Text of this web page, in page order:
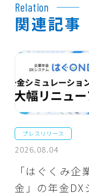
関連記事
Relation
プレスリリース
2026.08.04
「はぐくみ企
金」の年金DX